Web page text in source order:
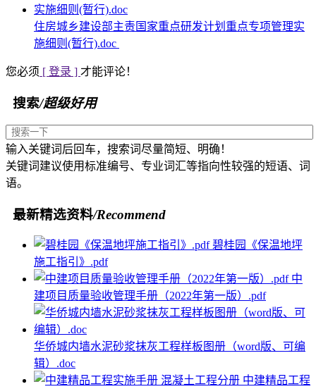
住房城乡建设部主责国家重点研发计划重点专项管理实
施细则(暂行).doc
您必须 [ 登录 ] 才能评论！
搜索/超级好用
输入关键词后回车，搜索词尽量简短、明确！
关键词建议使用标准编号、专业词汇等指向性较强的短语、词
语。
最新精选资料/Recommend
碧桂园《保温地坪
施工指引》.pdf
中
建项目质量验收管理手册（2022年第一版）.pdf
华侨城内墙水泥砂浆抹灰工程样板图册（word版、可编
辑）.doc
中建精品工程